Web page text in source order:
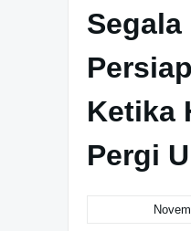
Segala
Ketika
Pergi